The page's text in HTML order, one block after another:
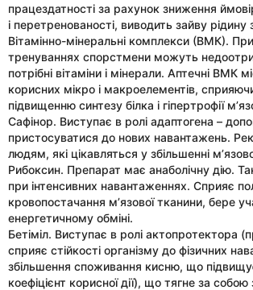
працездатності за рахунок зниження
і перетренованості, виводить зайву рідину
Вітамінно-мінеральні комплекси (ВМК).
тренуваннях спорстмени можуть
потрібні вітаміни і мінерали. Аптечні ВМК
корисних мікро і макроелементів,
підвищенню синтезу білка і гіпертрофії
Сафінор. Виступає в ролі адаптогена –
пристосуватися до нових навантажень.
людям, які цікавляться у збільшенні
Рибоксин. Препарат має анаболічну дію.
при інтенсивних навантаженнях. Сприяє
кровопостачання м’язової тканини, бере
енергетичному обміні.
Бетіміл. Виступає в ролі актопротектора
сприяє стійкості організму до фізичних
збільшення споживання кисню, що
коефіцієнт корисної дії), що тягне за собою